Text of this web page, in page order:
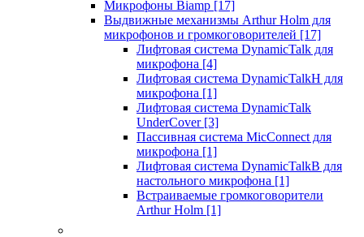
Микрофоны Biamp [17]
Выдвижные механизмы Arthur Holm для
микрофонов и громкоговорителей [17]
Лифтовая система DynamicTalk для
микрофона [4]
Лифтовая система DynamicTalkH для
микрофона [1]
Лифтовая система DynamicTalk
UnderCover [3]
Пассивная система MicConnect для
микрофона [1]
Лифтовая система DynamicTalkB для
настольного микрофона [1]
Встраиваемые громкоговорители
Arthur Holm [1]